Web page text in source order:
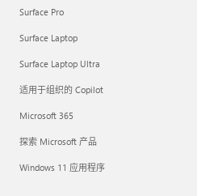
Surface Pro
Surface Laptop
Surface Laptop Ultra
适用于组织的 Copilot
Microsoft 365
探索 Microsoft 产品
Windows 11 应用程序